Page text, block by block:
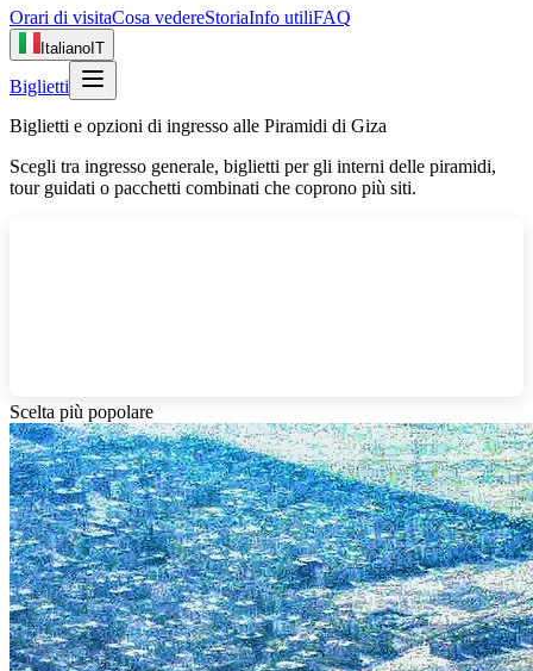
Orari di visitaCosa vedereStoriaInfo utiliFAQ
Italiano IT
Biglietti
Biglietti e opzioni di ingresso alle Piramidi di Giza
Scegli tra ingresso generale, biglietti per gli interni delle piramidi,
tour guidati o pacchetti combinati che coprono più siti.
Scelta più popolare